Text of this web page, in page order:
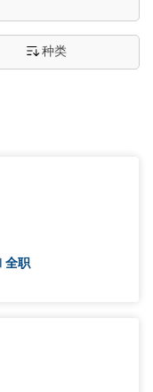
种类
全职